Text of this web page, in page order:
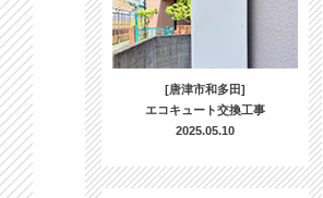
[唐津市和多田]
エコキュート交換工事
2025.05.10